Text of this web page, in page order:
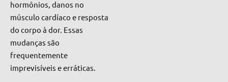
hormônios, danos no
músculo cardíaco e resposta
do corpo à dor. Essas
mudanças são
frequentemente
imprevisíveis e erráticas.